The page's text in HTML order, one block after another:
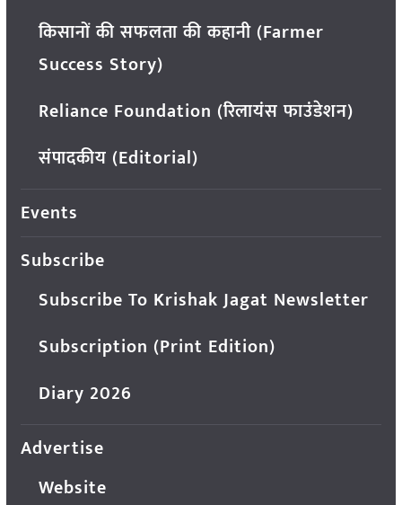
किसानों की सफलता की कहानी (Farmer
Success Story)
Reliance Foundation (रिलायंस फाउंडेशन)
संपादकीय (Editorial)
Events
Subscribe
Subscribe To Krishak Jagat Newsletter
Subscription (Print Edition)
Diary 2026
Advertise
Website